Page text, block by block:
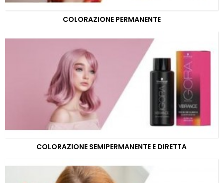
COLORAZIONE PERMANENTE
COLORAZIONE SEMIPERMANENTE E DIRETTA